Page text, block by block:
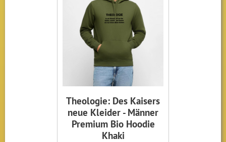
Theologie: Des Kaisers
neue Kleider - Männer
Premium Bio Hoodie
Khaki